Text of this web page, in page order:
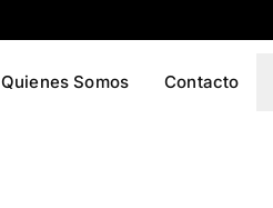
Quienes Somos Contacto